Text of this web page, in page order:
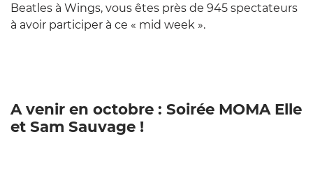
Beatles à Wings, vous êtes près de 945 spectateurs
à avoir participer à ce « mid week ».
A venir en octobre : Soirée MOMA Elle
et Sam Sauvage !